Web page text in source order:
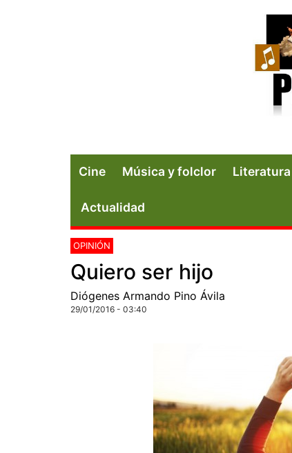
Cine Música y folclor Literatura
Actualidad
OPINIÓN
Quiero ser hijo
Diógenes Armando Pino Ávila
29/01/2016 - 03:40